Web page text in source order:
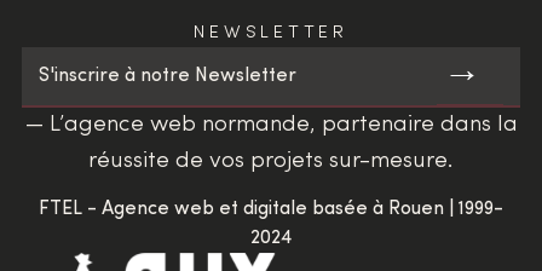
— L’agence web normande, partenaire dans la
réussite de vos projets sur-mesure.
FTEL - Agence web et digitale basée à Rouen | 1999-
2024
NEWSLETTER
S'inscrire à notre Newsletter →